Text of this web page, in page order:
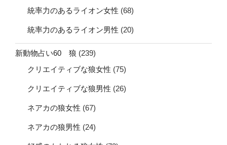
統率力のあるライオン女性 (68)
統率力のあるライオン男性 (20)
新動物占い60 狼 (239)
クリエイティブな狼女性 (75)
クリエイティブな狼男性 (26)
ネアカの狼女性 (67)
ネアカの狼男性 (24)